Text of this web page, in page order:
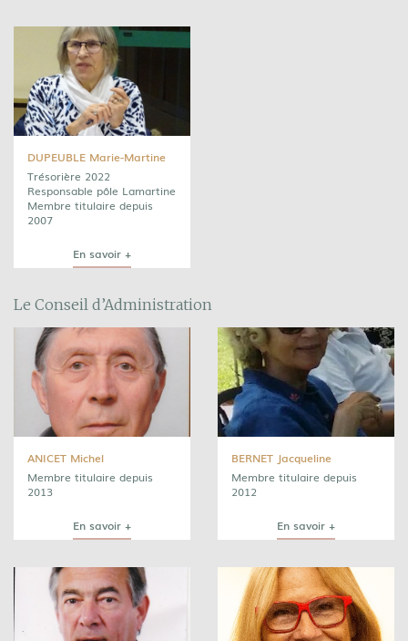
DUPEUBLE Marie-Martine
Trésorière 2022
Responsable pôle Lamartine
Membre titulaire depuis
2007
En savoir +
Le Conseil d’Administration
ANICET Michel
Membre titulaire depuis
2013
En savoir +
BERNET Jacqueline
Membre titulaire depuis
2012
En savoir +